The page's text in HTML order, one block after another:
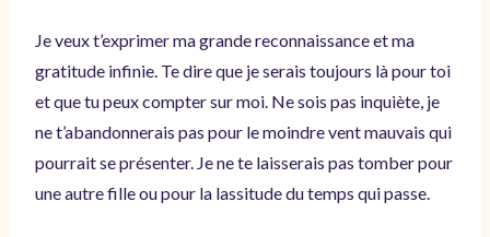
Je veux t’exprimer ma grande reconnaissance et ma
gratitude infinie. Te dire que je serais toujours là pour toi
et que tu peux compter sur moi. Ne sois pas inquiète, je
ne t’abandonnerais pas pour le moindre vent mauvais qui
pourrait se présenter. Je ne te laisserais pas tomber pour
une autre fille ou pour la lassitude du temps qui passe.